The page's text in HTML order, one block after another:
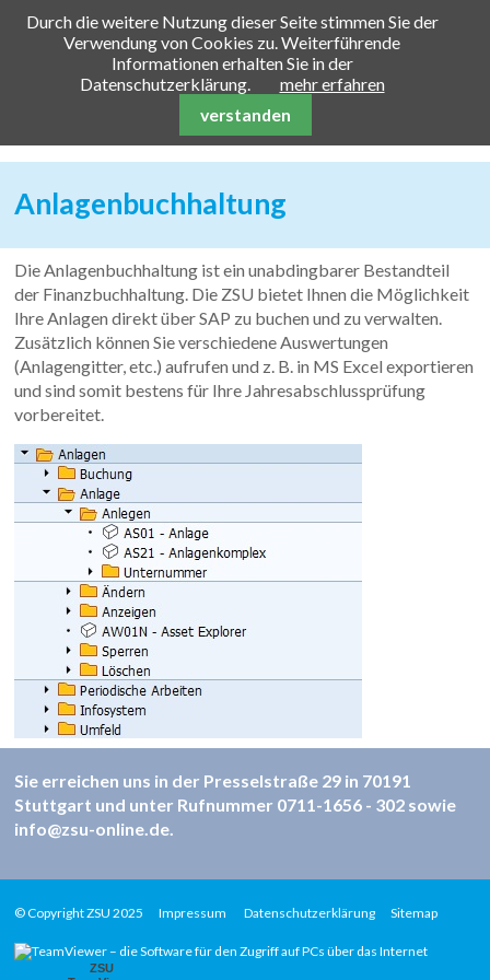
Anlagenbuchhaltung
Die Anlagenbuchhaltung ist ein unabdingbarer Bestandteil
der Finanzbuchhaltung. Die ZSU bietet Ihnen die Möglichkeit
Ihre Anlagen direkt über SAP zu buchen und zu verwalten.
Zusätzlich können Sie verschiedene Auswertungen
(Anlagengitter, etc.) aufrufen und z. B. in MS Excel exportieren
und sind somit bestens für Ihre Jahresabschlussprüfung
vorbereitet.
Sie erreichen uns in der Presselstraße 29 in 70191
Stuttgart und unter Rufnummer 0711-1656 - 302 sowie
info@zsu-online.de.
© Copyright ZSU 2025Impressum Datenschutzerklärung Sitemap
ZSU
Durch die weitere Nutzung dieser Seite stimmen Sie der
Verwendung von Cookies zu. Weiterführende
Informationen erhalten Sie in der
Datenschutzerklärung.
mehr erfahren
verstanden